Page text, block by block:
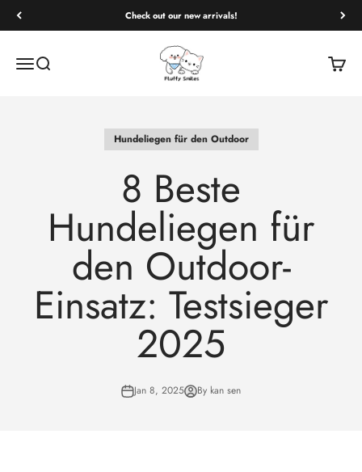
Check out our new arrivals!
Open navigation menu
Open search
Fluffy Smiles
Open
Hundeliegen für den Outdoor
8 Beste
Hundeliegen für
den Outdoor-
Einsatz: Testsieger
2025
Jan 8, 2025 By kan sen